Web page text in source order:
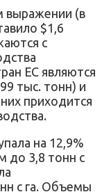
выражении (в
$1,6
с
ЕС являются
тыс. тонн) и
приходится
на 12,9%
до 3,8 тонн с
с га. Объемы